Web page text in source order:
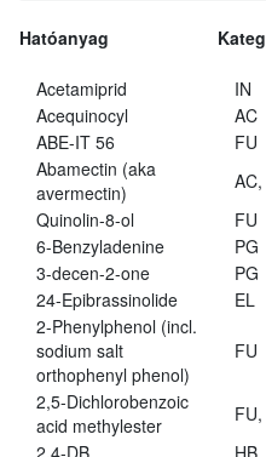
Hatóanyag
Acetamiprid
IN
Acequinocyl
AC
ABE-IT 56
FU
Abamectin (aka
avermectin)
Quinolin-8-ol
FU
6-Benzyladenine
PG
3-decen-2-one
PG
24-Epibrassinolide
EL
2-Phenylphenol (incl.
sodium salt
orthophenyl phenol)
FU
2,5-Dichlorobenzoic
acid methylester